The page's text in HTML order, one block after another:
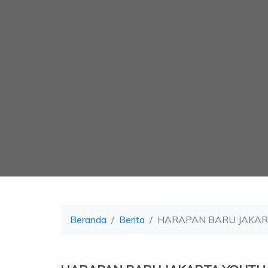
Beranda Berita HARAPAN BARU